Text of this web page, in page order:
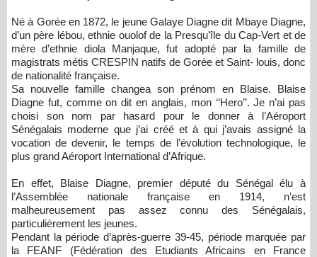
Né à Gorée en 1872, le jeune Galaye Diagne dit Mbaye Diagne,
d’un père lébou, ethnie ouolof de la Presqu’île du Cap-Vert et de
mère d’ethnie diola Manjaque, fut adopté par la famille de
magistrats métis CRESPIN natifs de Gorée et Saint- louis, donc
de nationalité française.
Sa nouvelle famille changea son prénom en Blaise. Blaise
Diagne fut, comme on dit en anglais, mon ‘’Hero’’. Je n’ai pas
choisi son nom par hasard pour le donner à l’Aéroport
Sénégalais moderne que j’ai créé et à qui j’avais assigné la
vocation de devenir, le temps de l’évolution technologique, le
plus grand Aéroport International d’Afrique.
En effet, Blaise Diagne, premier député du Sénégal élu à
l’Assemblée nationale française en 1914, n’est
malheureusement pas assez connu des Sénégalais,
particulièrement les jeunes.
Pendant la période d’après-guerre 39-45, période marquée par
la FEANF (Fédération des Etudiants Africains en France